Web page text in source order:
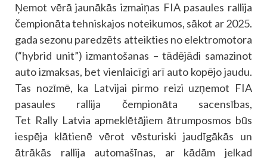
Ņemot vērā jaunākās izmaiņas FIA pasaules rallija
čempionāta tehniskajos noteikumos, sākot ar 2025.
gada sezonu paredzēts atteikties no elektromotora
(“hybrid unit”) izmantošanas – tādējādi samazinot
auto izmaksas, bet vienlaicīgi arī auto kopējo jaudu.
Tas nozīmē, ka Latvijai pirmo reizi uzņemot FIA
pasaules rallija čempionāta sacensības,
Tet Rally Latvia apmeklētājiem ātrumposmos būs
iespēja klātienē vērot vēsturiski jaudīgākās un
ātrākās rallija automašīnas, ar kādām jelkad